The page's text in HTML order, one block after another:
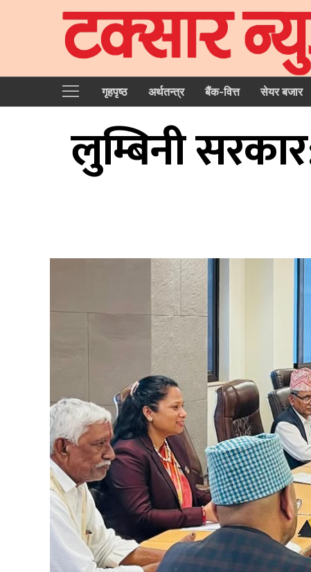
गृहपृष्‍ठ अर्थतन्त्र बैंक-वित्त सेयर बजार
लुम्बिनी